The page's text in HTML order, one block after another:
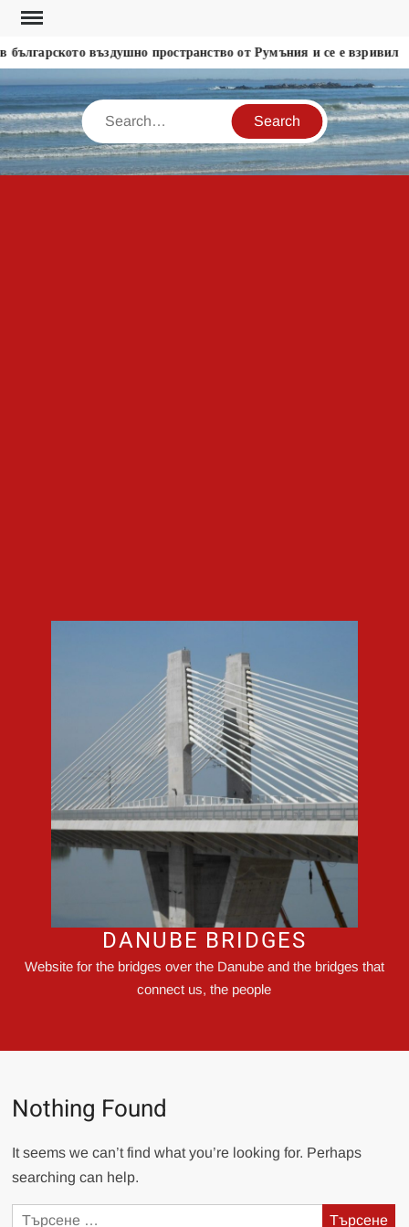
Skip
content
въздушно пространство от Румъния и се е взривил
Search
DANUBE BRIDGES
Website for the bridges over the Danube and the bridges that
connect us, the people
Nothing Found
It seems we can’t find what you’re looking for. Perhaps
searching can help.
Търсене